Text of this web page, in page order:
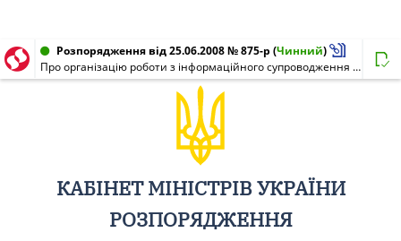
Розпорядження від 25.06.2008 № 875-р (Чинний)
Про організацію роботи з інформаційного супроводження підготовки та проведення в Україні фінальної частини чемпіонату Європи 2012 року з футболу
КАБІНЕТ МІНІСТРІВ УКРАЇНИ
РОЗПОРЯДЖЕННЯ